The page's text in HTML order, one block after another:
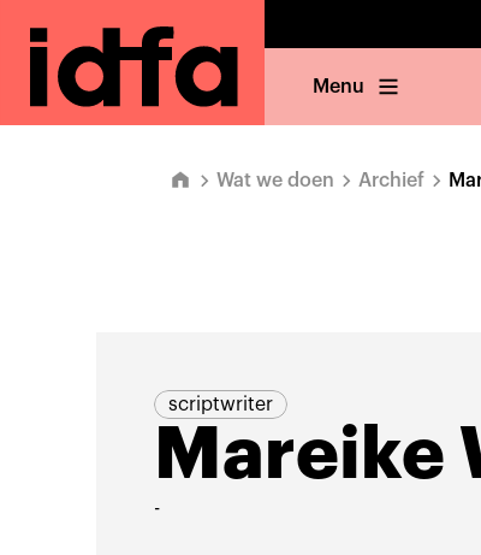
Menu
Wat we doen Archief
scriptwriter
Mareike
-